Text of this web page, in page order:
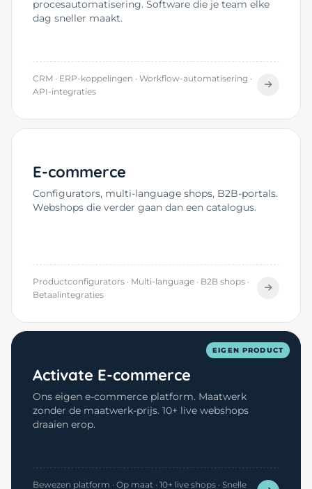
procesautomatisering. Software die je team elke
dag sneller maakt.
CRM · ERP-koppelingen · Workflow-automatisering ·
API-integraties
E-commerce
Configurators, multi-language shops, B2B-portals.
Webshops die verder gaan dan een catalogus.
Productconfigurators · Multi-language · B2B shops ·
Betaalintegraties
EIGEN PRODUCT
Activate E-commerce
Ons eigen e-commerce platform. Maatwerk
zonder de maatwerk-prijs. 10+ live webshops
draaien erop.
Bewezen platform · Op maat · 10+ live shops · Snelle